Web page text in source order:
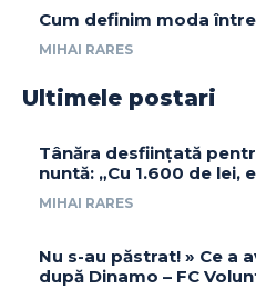
Cum definim moda
MIHAI RARES
Ultimele postari
Tânăra desființată
nuntă: „Cu 1.600 de lei,
MIHAI RARES
Nu s-au păstrat! » Ce a
după Dinamo – FC